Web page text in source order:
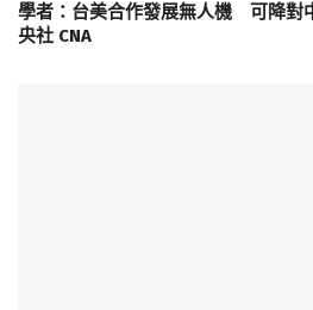
學者：台美合作發展無人機 可降對
央社 CNA